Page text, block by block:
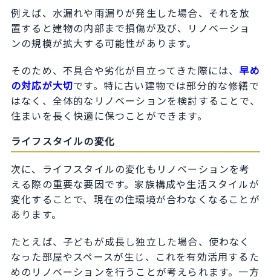
例えば、水漏れや雨漏りが発生した場合、それを放
置すると建物の内部まで損傷が及び、リノベーショ
ンの規模が拡大する可能性があります。
そのため、不具合や劣化が目立ってきた際には、 早め
の対応が大切です。特に古い建物では部分的な修繕で
はなく、全体的なリノベーションを検討することで、
住まいを長く快適に保つことができます。
ライフスタイルの変化
次に、ライフスタイルの変化もリノベーションを考
える際の重要な要因です。家族構成や生活スタイルが
変化することで、現在の住環境が合わなくなることが
あります。
たとえば、子どもが成長し独立した場合、使わなく
なった部屋やスペースが生じ、これを有効活用するた
めのリノベーションを行うことが考えられます。一方